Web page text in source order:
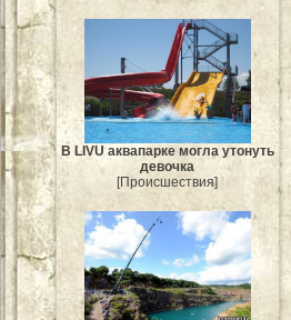
В LIVU аквапарке могла утонуть
девочка
[Происшествия]